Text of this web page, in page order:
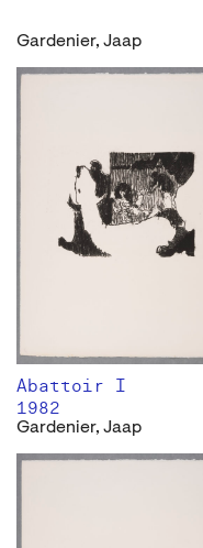
Gardenier, Jaap
Abattoir I
1982
Gardenier, Jaap